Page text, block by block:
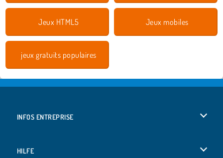
Jeux HTML5 Jeux mobiles
jeux gratuits populaires
INFOS ENTREPRISE
HILFE